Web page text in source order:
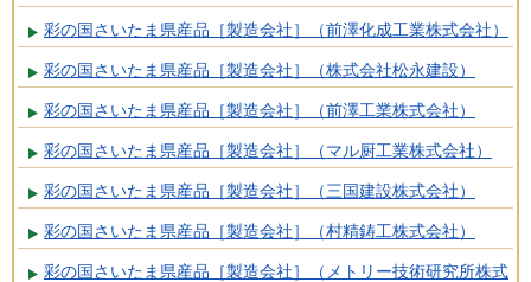
彩の国さいたま県産品［製造会社］（前澤化成工業株式会社）
彩の国さいたま県産品［製造会社］（株式会社松永建設）
彩の国さいたま県産品［製造会社］（前澤工業株式会社）
彩の国さいたま県産品［製造会社］（マル厨工業株式会社）
彩の国さいたま県産品［製造会社］（三国建設株式会社）
彩の国さいたま県産品［製造会社］（村精鋳工株式会社）
彩の国さいたま県産品［製造会社］（メトリー技術研究所株式